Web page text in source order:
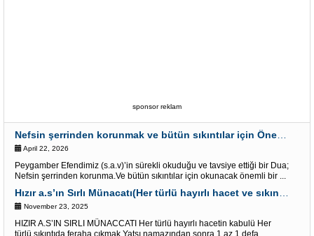
sponsor reklam
April 22, 2026
Peygamber Efendimiz (s.a.v)’in sürekli okuduğu ve tavsiye ettiği bir Dua;
Nefsin şerrinden korunma.Ve bütün sıkıntılar için okunacak önemli bir ...
November 23, 2025
HIZIR A.S’IN SIRLI MÜNACCATI Her türlü hayırlı hacetin kabulü Her
türlü sıkıntıda feraha çıkmak Yatsı namazından sonra 1 az 1 defa